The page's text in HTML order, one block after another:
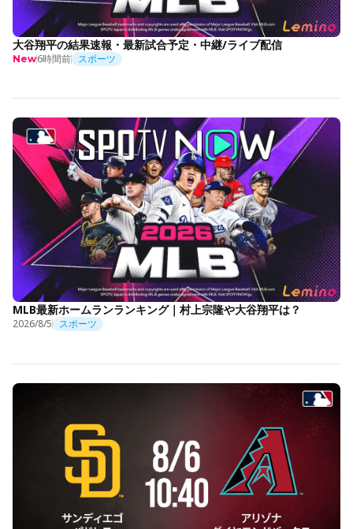
大谷翔平の結果速報・最新試合予定・中継/ライブ配信
New6時間前 スポーツ
MLB最新ホームランランキング｜村上宗隆や大谷翔平は？
2026/8/5 スポーツ